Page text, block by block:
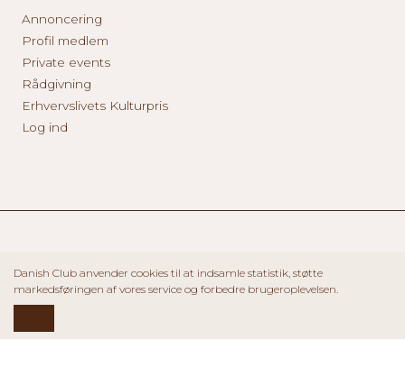
Annoncering
Profil medlem
Private events
Rådgivning
Erhvervslivets Kulturpris
Log ind
Danish Club anvender cookies til at indsamle statistik, støtte
markedsføringen af vores service og forbedre brugeroplevelsen.